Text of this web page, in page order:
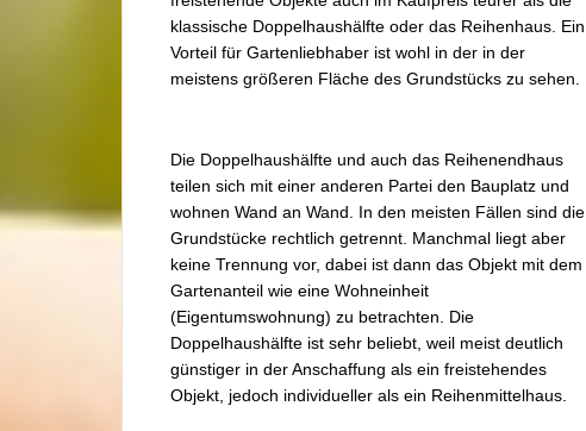
klassische Doppelhaushälfte oder das Reihenhaus. Ein
Vorteil für Gartenliebhaber ist wohl in der in der
meistens größeren Fläche des Grundstücks zu sehen.
Die Doppelhaushälfte und auch das Reihenendhaus
teilen sich mit einer anderen Partei den Bauplatz und
wohnen Wand an Wand. In den meisten Fällen sind die
Grundstücke rechtlich getrennt. Manchmal liegt aber
keine Trennung vor, dabei ist dann das Objekt mit dem
Gartenanteil wie eine Wohneinheit
(Eigentumswohnung) zu betrachten. Die
Doppelhaushälfte ist sehr beliebt, weil meist deutlich
günstiger in der Anschaffung als ein freistehendes
Objekt, jedoch individueller als ein Reihenmittelhaus.